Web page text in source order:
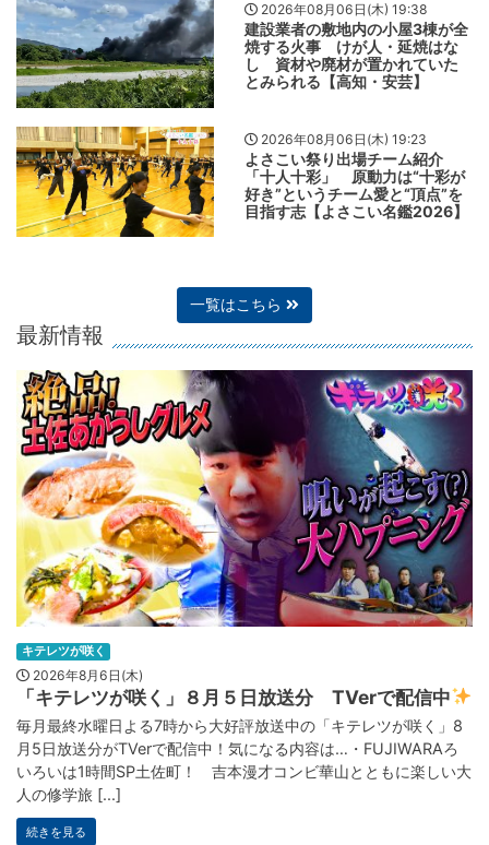
2026年08月06日(木) 19:38
建設業者の敷地内の小屋3棟が全
焼する火事 けが人・延焼はな
し 資材や廃材が置かれていた
とみられる【高知・安芸】
2026年08月06日(木) 19:23
よさこい祭り出場チーム紹介
「十人十彩」 原動力は“十彩が
好き”というチーム愛と“頂点”を
目指す志【よさこい名鑑2026】
一覧はこちら
最新情報
キテレツが咲く
2026年8月6日(木)
「キテレツが咲く」８月５日放送分 TVerで配信中
毎月最終水曜日よる7時から大好評放送中の「キテレツが咲く」8
月5日放送分がTVerで配信中！気になる内容は…・FUJIWARAろ
いろいは1時間SP土佐町！ 吉本漫才コンビ華山とともに楽しい大
人の修学旅 [...]
続きを見る